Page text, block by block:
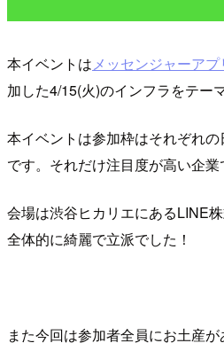
本イベントはメッセンジャーアプ
加した4/15(火)のインフラをテー
本イベントは参加枠はそれぞれ
です。それだけ注目度が高い企業
会場は渋谷ヒカリエにあるLINE
全体的に綺麗で立派でした！
また今回は参加者全員にお土産